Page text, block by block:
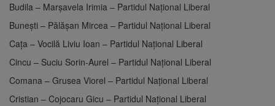
Budila – Marşavela Irimia – Partidul Național Liberal
Buneşti – Pălăşan Mircea – Partidul Național Liberal
Caţa – Vocilă Liviu Ioan – Partidul Național Liberal
Cincu – Suciu Sorin-Aurel – Partidul Național Liberal
Comana – Grusea Viorel – Partidul Național Liberal
Cristian – Cojocaru Gicu – Partidul Național Liberal